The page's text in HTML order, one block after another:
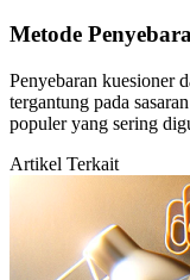
Metode
Penyebaran kuesioner
tergantung pada
populer yang sering
Artikel Terkait